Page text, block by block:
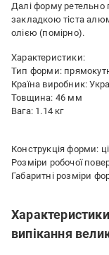
Далі форму
закладкою тіста
олією (помірно).
Характеристики:
Тип форми:
Країна виробник:
Товщина: 46 мм
Вага: 1.14 кг
Конструкція форми:
Розміри робочої
Габаритні розміри
випікання